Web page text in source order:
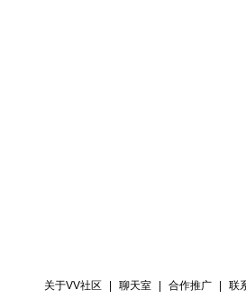
关于VV社区 聊天室 合作推广 联